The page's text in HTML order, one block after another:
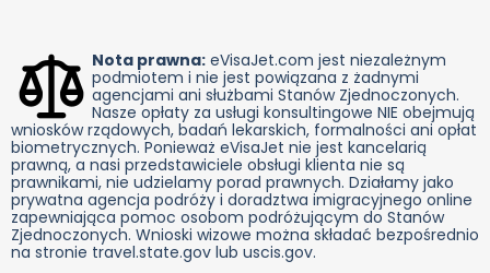
Nota prawna: eVisaJet.com jest niezależnym
podmiotem i nie jest powiązana z żadnymi
agencjami ani służbami Stanów Zjednoczonych.
Nasze opłaty za usługi konsultingowe NIE obejmują
wniosków rządowych, badań lekarskich, formalności ani opłat
biometrycznych. Ponieważ eVisaJet nie jest kancelarią
prawną, a nasi przedstawiciele obsługi klienta nie są
prawnikami, nie udzielamy porad prawnych. Działamy jako
prywatna agencja podróży i doradztwa imigracyjnego online
zapewniająca pomoc osobom podróżującym do Stanów
Zjednoczonych. Wnioski wizowe można składać bezpośrednio
na stronie travel.state.gov lub uscis.gov.